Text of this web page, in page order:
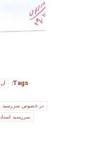
Tags:
در خصوص سررسید
سررسید اسناد